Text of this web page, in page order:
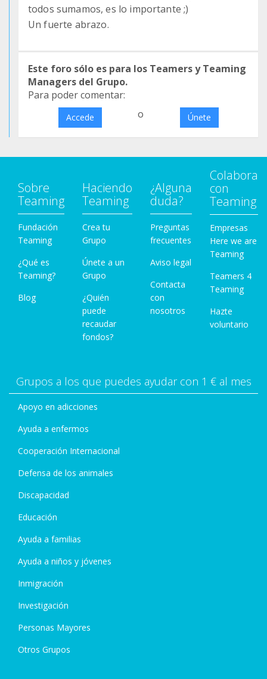
todos sumamos, es lo importante ;)
Un fuerte abrazo.
Este foro sólo es para los Teamers y Teaming
Managers del Grupo.
Para poder comentar:
Accede o Únete
Sobre
Teaming
Fundación
Teaming
¿Qué es
Teaming?
Blog
Haciendo
Teaming
Crea tu
Grupo
Únete a un
Grupo
¿Quién
puede
recaudar
fondos?
¿Alguna
duda?
Preguntas
frecuentes
Aviso legal
Contacta
con
nosotros
Colabora
con
Teaming
Empresas
Here we are
Teaming
Teamers 4
Teaming
Hazte
voluntario
Grupos a los que puedes ayudar con 1 € al mes
Apoyo en adicciones
Ayuda a enfermos
Cooperación Internacional
Defensa de los animales
Discapacidad
Educación
Ayuda a familias
Ayuda a niños y jóvenes
Inmigración
Investigación
Personas Mayores
Otros Grupos